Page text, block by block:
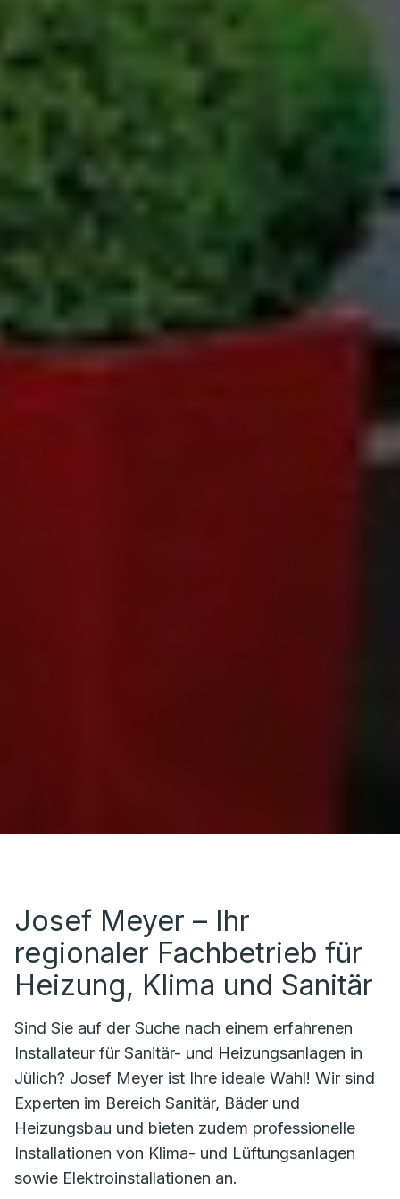
Josef Meyer – Ihr
regionaler Fachbetrieb für
Heizung, Klima und Sanitär
Sind Sie auf der Suche nach einem erfahrenen
Installateur für Sanitär- und Heizungsanlagen in
Jülich? Josef Meyer ist Ihre ideale Wahl! Wir sind
Experten im Bereich Sanitär, Bäder und
Heizungsbau und bieten zudem professionelle
Installationen von Klima- und Lüftungsanlagen
sowie Elektroinstallationen an.